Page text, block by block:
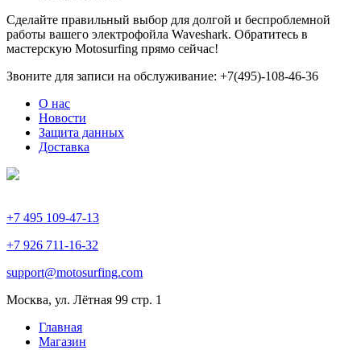
Сделайте правильный выбор для долгой и беспроблемной
работы вашего электрофойла Waveshark. Обратитесь в
мастерскую Motosurfing прямо сейчас!
Звоните для записи на обслуживание: +7(495)-108-46-36
О нас
Новости
Защита данных
Доставка
+7 495 109-47-13
+7 926 711-16-32
support@motosurfing.com
Москва, ул. Лётная 99 стр. 1
Главная
Магазин